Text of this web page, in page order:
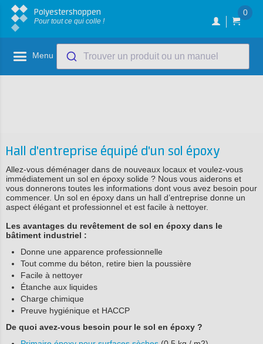
Polyestershoppen
Pour tout ce qui colle !
0
Menu Trouver un produit ou un manuel
Hall d'entreprise équipé d'un sol époxy
Allez-vous déménager dans de nouveaux locaux et voulez-vous
immédiatement un sol en époxy solide ? Nous vous aiderons et
vous donnerons toutes les informations dont vous avez besoin pour
commencer. Un sol en époxy dans un hall d’entreprise donne un
aspect élégant et professionnel et est facile à nettoyer.
Les avantages du revêtement de sol en époxy dans le
bâtiment industriel :
Donne une apparence professionnelle
Tout comme du béton, retire bien la poussière
Facile à nettoyer
Étanche aux liquides
Charge chimique
Preuve hygiénique et HACCP
De quoi avez-vous besoin pour le sol en époxy ?